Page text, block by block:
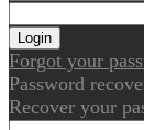
Forgot your
Password
Recover your